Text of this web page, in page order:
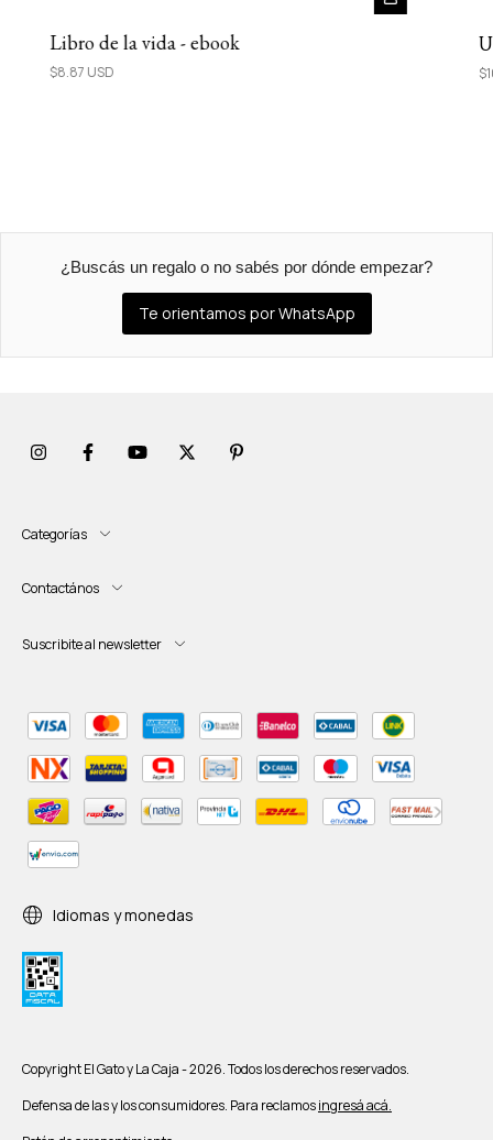
Libro de la vida - ebook
$8.87 USD
¿Buscás un regalo o no sabés por dónde empezar?
Te orientamos por WhatsApp
Categorías
Contactános
Suscribite al newsletter
Idiomas y monedas
Copyright El Gato y La Caja - 2026. Todos los derechos reservados.
Defensa de las y los consumidores. Para reclamosingresá acá.